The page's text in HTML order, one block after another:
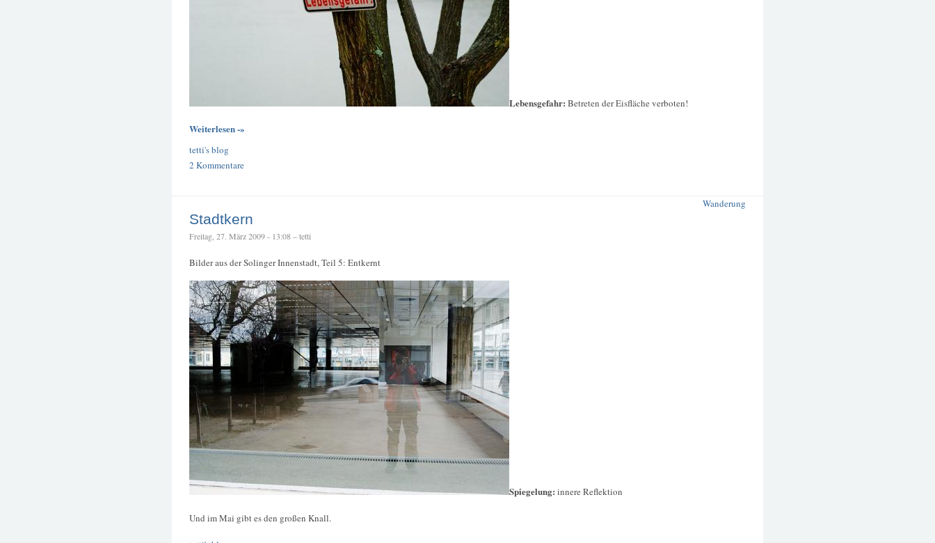
Lebensgefahr: Betreten der Eisfläche verboten!
Weiterlesen -»
tetti's blog
2 Kommentare
Wanderung
Stadtkern
Freitag, 27. März 2009 - 13:08 – tetti
Bilder aus der Solinger Innenstadt, Teil 5: Entkernt
Spiegelung: innere Reflektion
Und im Mai gibt es den großen Knall.